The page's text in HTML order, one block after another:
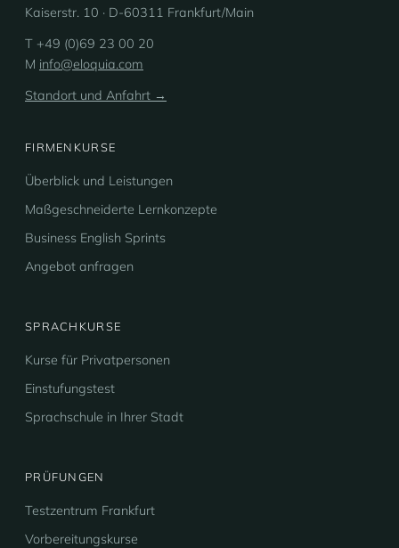
Kaiserstr. 10 · D-60311 Frankfurt/Main
T +49 (0)69 23 00 20
M info@eloquia.com
Standort und Anfahrt →
FIRMENKURSE
Überblick und Leistungen
Maßgeschneiderte Lernkonzepte
Business English Sprints
Angebot anfragen
SPRACHKURSE
Kurse für Privatpersonen
Einstufungstest
Sprachschule in Ihrer Stadt
PRÜFUNGEN
Testzentrum Frankfurt
Vorbereitungskurse